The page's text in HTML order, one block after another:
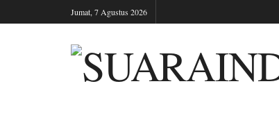
Jumat, 7 Agustus 2026